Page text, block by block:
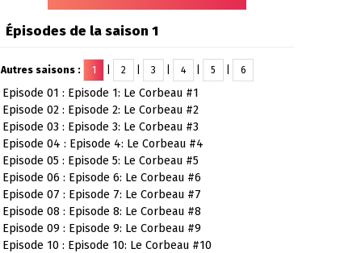
Épisodes de la saison 1
Autres saisons : 1 2 3 4 5 6
Episode 01 : Episode 1: Le Corbeau #1
Episode 02 : Episode 2: Le Corbeau #2
Episode 03 : Episode 3: Le Corbeau #3
Episode 04 : Episode 4: Le Corbeau #4
Episode 05 : Episode 5: Le Corbeau #5
Episode 06 : Episode 6: Le Corbeau #6
Episode 07 : Episode 7: Le Corbeau #7
Episode 08 : Episode 8: Le Corbeau #8
Episode 09 : Episode 9: Le Corbeau #9
Episode 10 : Episode 10: Le Corbeau #10